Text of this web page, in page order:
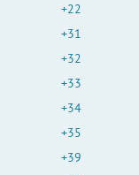
+22
+31
+32
+33
+34
+35
+39